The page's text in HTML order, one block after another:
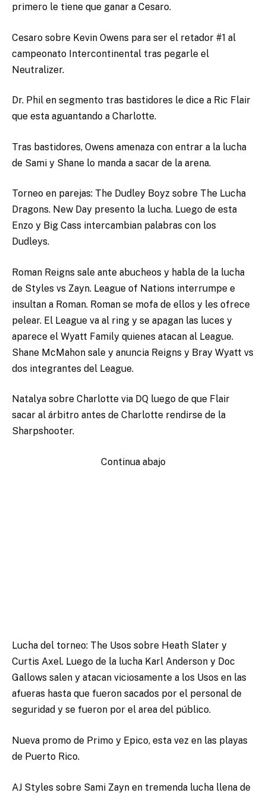
primero le tiene que ganar a Cesaro.
Cesaro sobre Kevin Owens para ser el retador #1 al
campeonato Intercontinental tras pegarle el
Neutralizer.
Dr. Phil en segmento tras bastidores le dice a Ric Flair
que esta aguantando a Charlotte.
Tras bastidores, Owens amenaza con entrar a la lucha
de Sami y Shane lo manda a sacar de la arena.
Torneo en parejas: The Dudley Boyz sobre The Lucha
Dragons. New Day presento la lucha. Luego de esta
Enzo y Big Cass intercambian palabras con los
Dudleys.
Roman Reigns sale ante abucheos y habla de la lucha
de Styles vs Zayn. League of Nations interrumpe e
insultan a Roman. Roman se mofa de ellos y les ofrece
pelear. El League va al ring y se apagan las luces y
aparece el Wyatt Family quienes atacan al League.
Shane McMahon sale y anuncia Reigns y Bray Wyatt vs
dos integrantes del League.
Natalya sobre Charlotte via DQ luego de que Flair
sacar al árbitro antes de Charlotte rendirse de la
Sharpshooter.
Continua abajo
Lucha del torneo: The Usos sobre Heath Slater y
Curtis Axel. Luego de la lucha Karl Anderson y Doc
Gallows salen y atacan viciosamente a los Usos en las
afueras hasta que fueron sacados por el personal de
seguridad y se fueron por el area del público.
Nueva promo de Primo y Epico, esta vez en las playas
de Puerto Rico.
AJ Styles sobre Sami Zayn en tremenda lucha llena de